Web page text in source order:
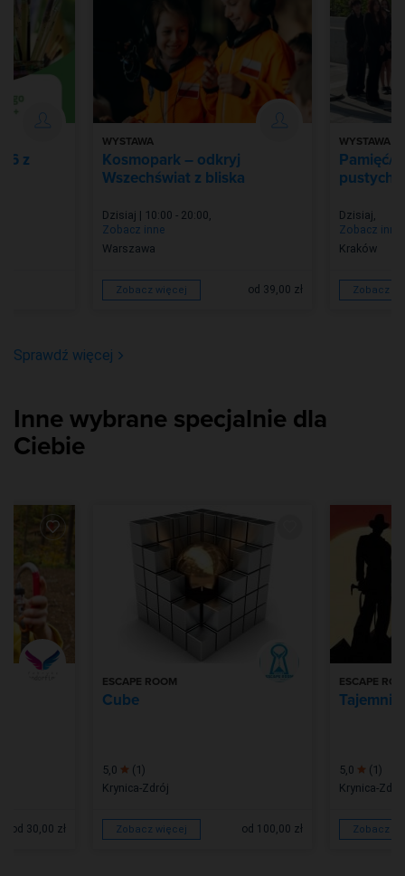
z
WYSTAWA
Kosmopark – odkryj
Wszechświat z bliska
Dzisiaj | 10:00 - 20:00,
Zobacz inne
Warszawa
Zobacz więcej od 39,00 zł
WYSTAWA
Pamięć/
pustych
Dzisiaj,
Zobacz inne
Kraków
Zobacz
Sprawdź więcej
Inne wybrane specjalnie dla
Ciebie
od 30,00 zł
ESCAPE ROOM
Cube
5,0
(1)
Krynica-Zdrój
Zobacz więcej od 100,00 zł
ESCAPE
5,0
(1)
Krynica-Zdrój
Zobacz